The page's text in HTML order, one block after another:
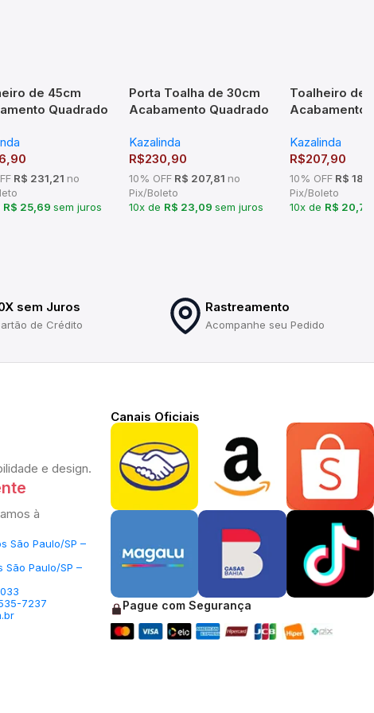
de 45cm
Quadrado
R$ 231,21 no
R$ 25,69 sem juros
Porta Toalha de 30cm
Acabamento Quadrado
Kazalinda
R$230,90
10% OFFR$ 207,81 no
Pix/Boleto
10x de R$ 23,09 sem juros
Toalheiro de
Acabamento
Kazalinda
R$207,90
10% OFFR$
Pix/Boleto
10x de R$ 20,79
sem Juros
de Crédito
Rastreamento
Acompanhe seu Pedido
e design.
à
São Paulo/SP –
São Paulo/SP –
7237
Canais Oficiais
Pague com Segurança